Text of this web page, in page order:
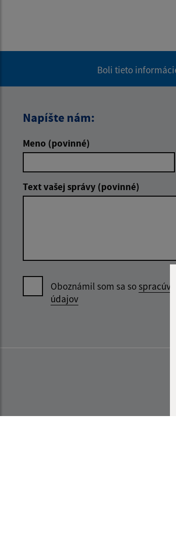
Boli tieto
Napíšte nám:
Meno (povinné)
Text vašej správy (povinné)
Oboznámil som sa so
údajov